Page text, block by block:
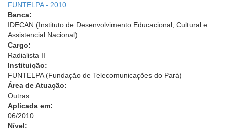
FUNTELPA - 2010
Banca:
IDECAN (Instituto de Desenvolvimento Educacional, Cultural e
Assistencial Nacional)
Cargo:
Radialista II
Instituição:
FUNTELPA (Fundação de Telecomunicações do Pará)
Área de Atuação:
Outras
Aplicada em:
06/2010
Nível: